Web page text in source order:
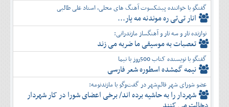
گفتگو با خواننده پیشکسوت آهنگ های محلی، استاد علی طالبی
انار تی‌تی ره موندنه مه یار...
نوازنده تار و سه تار و آهنگساز مازندرانی:
تعصبات به موسیقی ما ضربه می زند
گفتگو با نویسنده کتاب 500روز با نیما
نیمه گمشده اسطوره شعر فارسی
عضو شورای شهر قائم‌شهر در گفت‌و‌گو با مازندنومه:
شهردار را به حاشیه برده اند/ برخی اعضای شورا در کار شهردار